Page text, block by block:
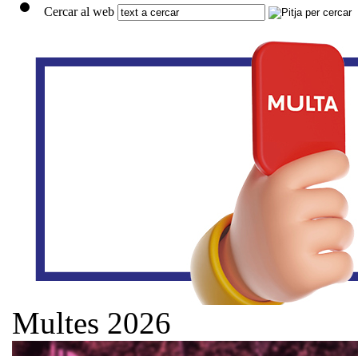
Cercar al web
Multes 2026